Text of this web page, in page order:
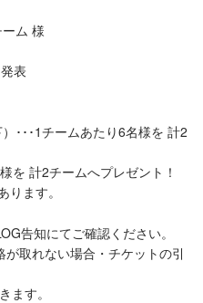
ム 様
表
･･･1チームあたり6名様を 計2
を 計2チームへプレゼント！
ます。
告知にてご確認ください。
取れない場合・チケットの引
ます。